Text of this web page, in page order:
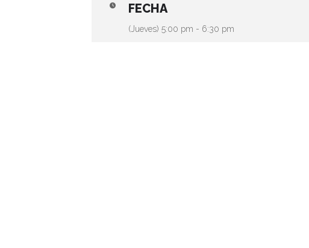
FECHA
(Jueves) 5:00 pm - 6:30 pm